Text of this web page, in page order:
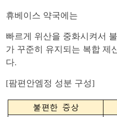
휴베이스 약국에는
빠르게 위산을 중화시켜서
가 꾸준히 유지되는 복합 제
다.
[팜편안엠정 성분 구성]